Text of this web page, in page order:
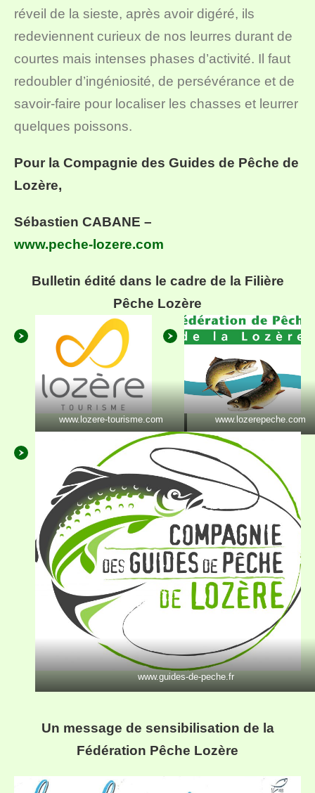
réveil de la sieste, après avoir digéré, ils
redeviennent curieux de nos leurres durant de
courtes mais intenses phases d’activité. Il faut
redoubler d’ingéniosité, de persévérance et de
savoir-faire pour localiser les chasses et leurrer
quelques poissons.
Pour la Compagnie des Guides de Pêche de
Lozère,
Sébastien CABANE –
www.peche-lozere.com
Bulletin édité dans le cadre de la Filière
Pêche Lozère
www.lozere-tourisme.com www.lozerepeche.com
www.guides-de-peche.fr
Un message de sensibilisation de la
Fédération Pêche Lozère